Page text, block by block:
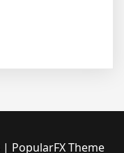
| PopularFX Theme